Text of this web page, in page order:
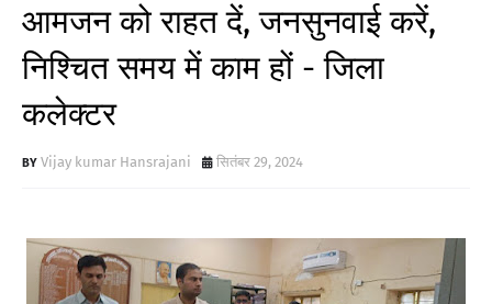
आमजन को राहत दें, जनसुनवाई करें,
निश्चित समय में काम हों - जिला
कलेक्टर
Vijay kumar Hansrajani सितंबर 29, 2024